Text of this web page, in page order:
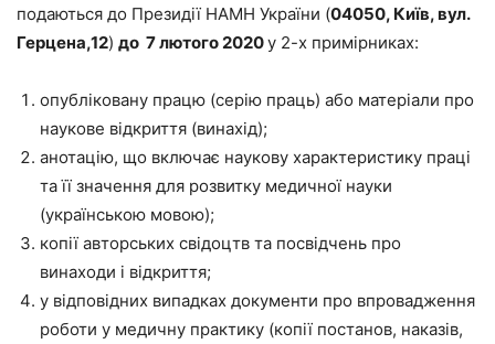
подаються до Президії НАМН України (04050, Київ, вул.
Герцена,12) до 7 лютого 2020у 2-х примірниках:
опубліковану працю (серію праць) або матеріали про
наукове відкриття (винахід);
анотацію, що включає наукову характеристику праці
та її значення для розвитку медичної науки
(українською мовою);
копії авторських свідоцтв та посвідчень про
винаходи і відкриття;
у відповідних випадках документи про впровадження
роботи у медичну практику (копії постанов, наказів,